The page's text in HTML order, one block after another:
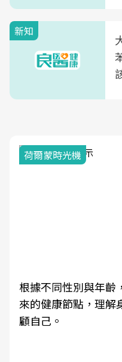
新知
荷爾蒙時光機
根據不同性別與年齡
來的健康節點，理解
顧自己。